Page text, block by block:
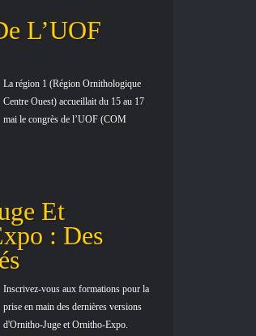
L’UOF
La région 1 (Région Ornithologique
Centre Ouest) accueillait du 15 au 17
mai le congrès de l’UOF (COM
Et
: Des
Inscrivez-vous aux formations pour la
prise en main des dernières versions
d'Ornitho-Juge et Ornitho-Expo.